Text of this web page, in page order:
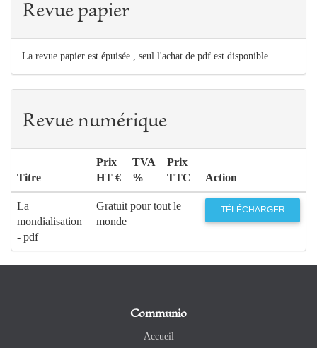
Revue papier
La revue papier est épuisée , seul l'achat de pdf est disponible
Revue numérique
Titre
Prix
HT €
TVA
%
Prix
TTC
Action
La
mondialisation
- pdf
Gratuit pour tout le
monde
TÉLÉCHARGER
Communio
Accueil